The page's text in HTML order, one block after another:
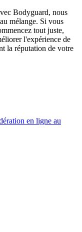
Bodyguard, nous
mélange. Si vous
tout juste,
l'expérience de
la réputation de votre
en ligne au